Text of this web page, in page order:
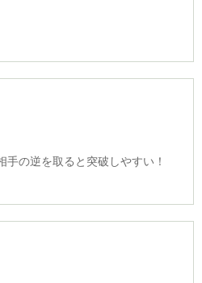
と突破しやすい！